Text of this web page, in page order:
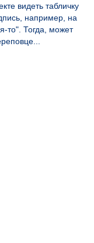
видеть табличку
например, на
то". Тогда, может